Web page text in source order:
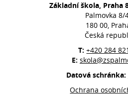
Základní škola, Praha
Palmovka 8/
180 00,
Česká
T:+420 284
E:
Datová schránka:
Ochrana